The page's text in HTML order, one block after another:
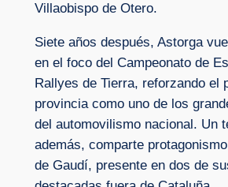
Villaobispo de Otero.
Siete años después, Astorga
en el foco del Campeonato de
Rallyes de Tierra, reforzando el
provincia como uno de los
del automovilismo nacional. Un
además, comparte
de Gaudí, presente en dos de